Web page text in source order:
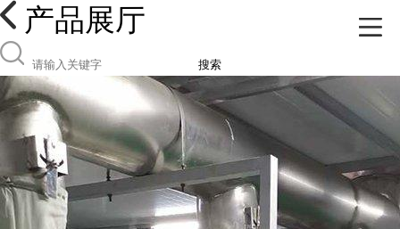
产品展厅
搜索